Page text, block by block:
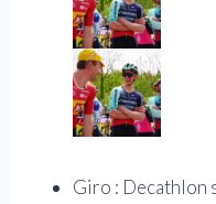
Giro : Decathlon